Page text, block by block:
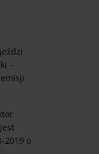
–
2019 o